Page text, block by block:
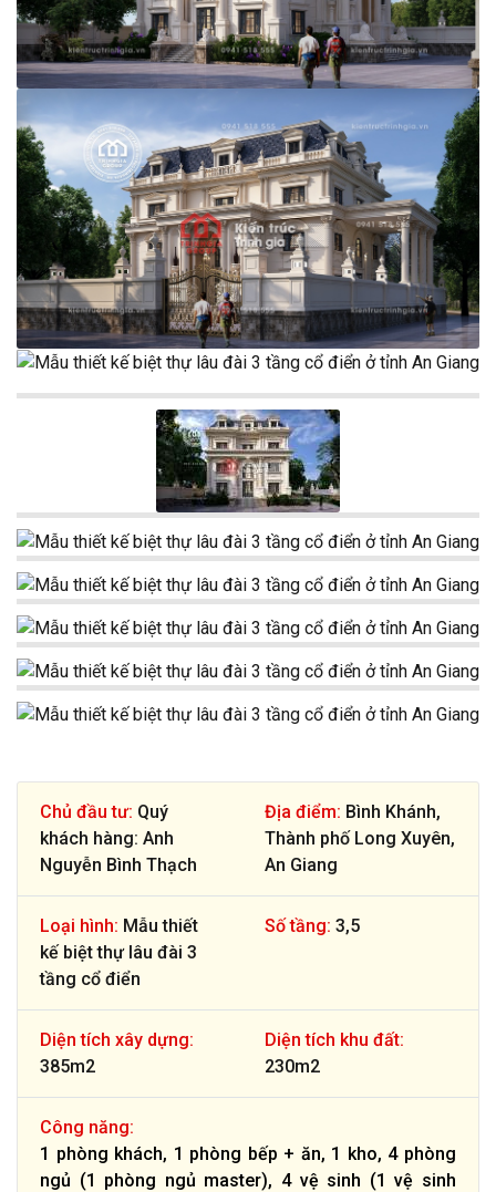
Chủ đầu tư: Quý
khách hàng: Anh
Nguyễn Bình Thạch
Địa điểm: Bình Khánh,
Thành phố Long Xuyên,
An Giang
Loại hình: Mẫu thiết
kế biệt thự lâu đài 3
tầng cổ điển
Số tầng: 3,5
Diện tích xây dựng:
385m2
Diện tích khu đất:
230m2
Công năng:
1 phòng khách, 1 phòng bếp + ăn, 1 kho, 4 phòng
ngủ (1 phòng ngủ master), 4 vệ sinh (1 vệ sinh